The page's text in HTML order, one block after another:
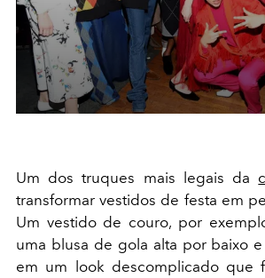
Um dos truques mais legais da
transformar vestidos de festa em
Um vestido de couro, por
uma blusa de gola alta por baixo
em um look descomplicado que